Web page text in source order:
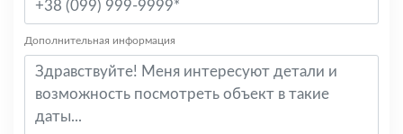
Дополнительная информация